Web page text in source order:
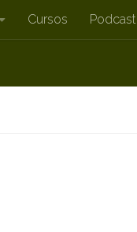
Cursos Podcast